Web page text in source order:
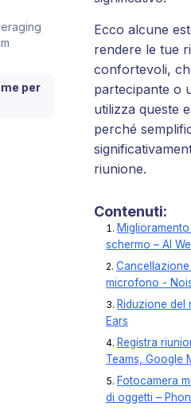
per
Ecco alcune
rendere le tue
confortevoli,
partecipante o
utilizza queste
perché
riunione.
Contenuti:
schermo – AI
microfono -
Riduzione del
Ears
Registra
Teams, Google
Fotocamera
di oggetti –